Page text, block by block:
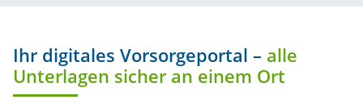
Ihr digitales Vorsorgeportal – alle
Unterlagen sicher an einem Ort